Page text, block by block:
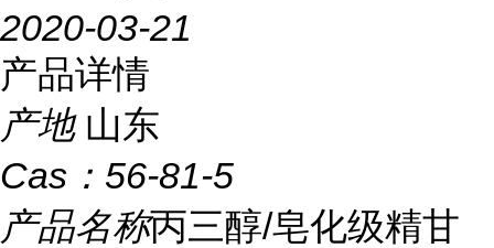
2020-03-21
产品详情
产地 山东
Cas： 56-81-5
产品名称丙三醇/皂化级精甘